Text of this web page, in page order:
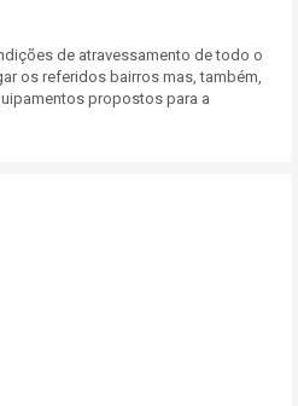
de atravessamento de todo o
os referidos bairros mas, também,
propostos para a